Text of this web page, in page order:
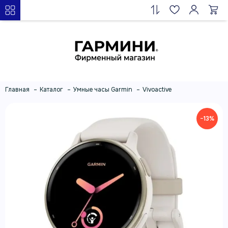
Главная Каталог Умные часы Garmin Vivoactive
−13%